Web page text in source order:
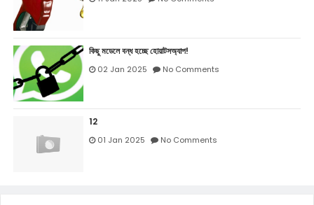
কিছু মডেলে বন্ধ হচ্ছে হোয়াটসঅ্যাপ!
02 Jan 2025 No Comments
12
01 Jan 2025 No Comments